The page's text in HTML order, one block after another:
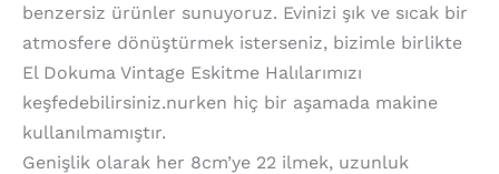
benzersiz ürünler sunuyoruz. Evinizi şık ve sıcak bir
atmosfere dönüştürmek isterseniz, bizimle birlikte
El Dokuma Vintage Eskitme Halılarımızı
keşfedebilirsiniz.nurken hiç bir aşamada makine
kullanılmamıştır.
Genişlik olarak her 8cm’ye 22 ilmek, uzunluk